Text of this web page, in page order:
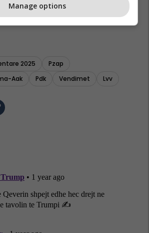
2025
Pzap
Aak
Pdk Vendimet Lvv
Manage options